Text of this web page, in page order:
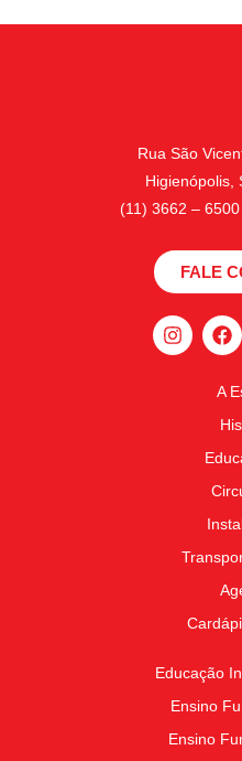
Rua São
Higienópolis,
(11) 3662 –
FALE
A
Educação
Ensino
Ensino